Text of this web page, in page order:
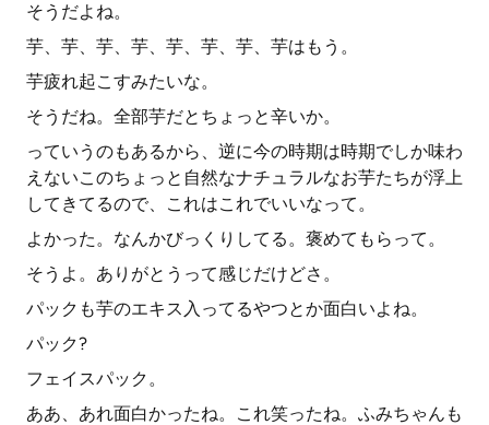
そうだよね。
芋、芋、芋、芋、芋、芋、芋、芋はもう。
芋疲れ起こすみたいな。
そうだね。全部芋だとちょっと辛いか。
っていうのもあるから、逆に今の時期は時期でしか味わ
えないこのちょっと自然なナチュラルなお芋たちが浮上
してきてるので、これはこれでいいなって。
よかった。なんかびっくりしてる。褒めてもらって。
そうよ。ありがとうって感じだけどさ。
パックも芋のエキス入ってるやつとか面白いよね。
パック?
フェイスパック。
ああ、あれ面白かったね。これ笑ったね。ふみちゃんも